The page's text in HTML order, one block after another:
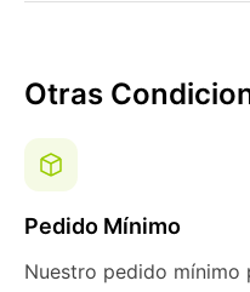
Otras
Pedido Mínimo
Nuestro pedido mínimo